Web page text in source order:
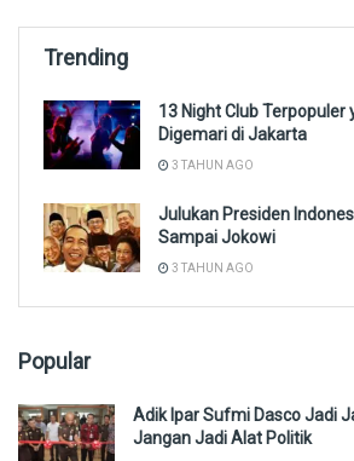
Trending
13 Night Club Terpopuler
Digemari di Jakarta
3 TAHUN AGO
Julukan Presiden
Sampai Jokowi
3 TAHUN AGO
Popular
Adik Ipar Sufmi Dasco Jadi
Jangan Jadi Alat Politik